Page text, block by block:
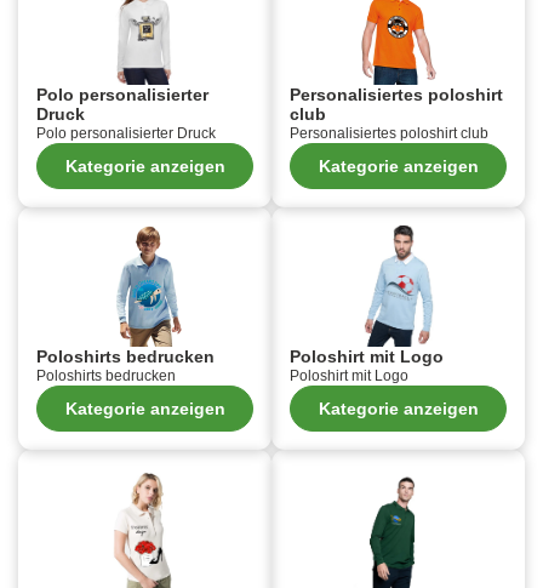
Polo personalisierter
Druck
Polo personalisierter Druck
Kategorie anzeigen
Personalisiertes poloshirt
club
Personalisiertes poloshirt club
Kategorie anzeigen
Poloshirts bedrucken
Poloshirts bedrucken
Kategorie anzeigen
Poloshirt mit Logo
Poloshirt mit Logo
Kategorie anzeigen